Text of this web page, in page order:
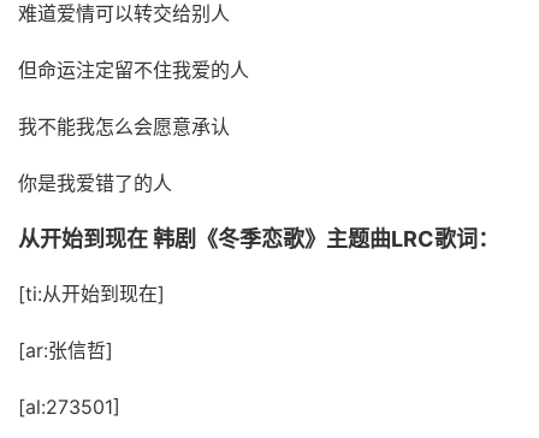
难道爱情可以转交给别人
但命运注定留不住我爱的人
我不能我怎么会愿意承认
你是我爱错了的人
从开始到现在 韩剧《冬季恋歌》主题曲LRC歌词：
[ti:从开始到现在]
[ar:张信哲]
[al:273501]